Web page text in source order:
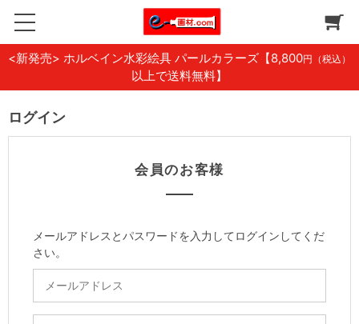
<新発売> ホルベイン水彩絵具 パールカラーズ 【8,800円（税込）
以上で送料無料】
ログイン
会員のお客様
メールアドレスとパスワードを入力してログインしてくだ
さい。